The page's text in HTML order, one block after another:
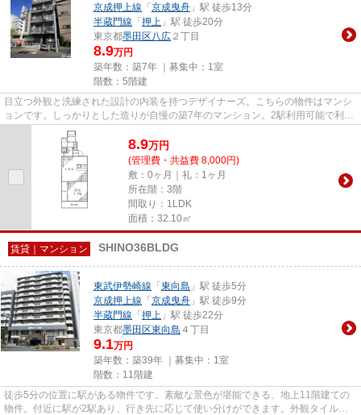
京成押上線 「 京成曳舟 」駅 徒歩13分
半蔵門線 「 押上 」駅 徒歩20分
東京都墨田区八広 ２丁目
8.9万円
築年数：築7年 ｜募集中： 1室
階数：5階建
目立つ外観と洗練された設計の内装を持つデザイナーズ。こちらの物件はマンシ
ョンです。しっかりとした造りが自慢の築7年のマンション。2駅利用可能で利便
性の高い物件です。トラスト...
8.9万円
(管理費・共益費 8,000円)
敷：0ヶ月｜礼：1ヶ月
所在階：3階
間取り：1LDK
面積：32.10㎡
賃貸｜マンション SHINO36BLDG
東武伊勢崎線 「 東向島 」駅 徒歩5分
京成押上線 「 京成曳舟 」駅 徒歩9分
半蔵門線 「 押上 」駅 徒歩22分
東京都墨田区東向島 ４丁目
9.1万円
築年数：築39年 ｜募集中： 1室
階数：11階建
徒歩5分の位置に駅がある物件です。素敵な景色が堪能できる、地上11階建ての
物件。付近に駅が2駅あり、行き先に応じて使い分けができます。外観タイル張